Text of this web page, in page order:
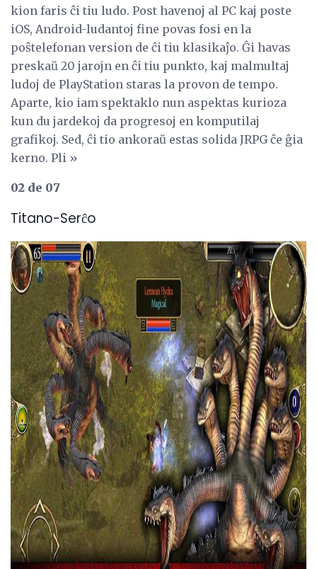
kion faris ĉi tiu ludo. Post havenoj al PC kaj poste
iOS, Android-ludantoj fine povas fosi en la
poŝtelefonan version de ĉi tiu klasikaĵo. Ĝi havas
preskaŭ 20 jarojn en ĉi tiu punkto, kaj malmultaj
ludoj de PlayStation staras la provon de tempo.
Aparte, kio iam spektaklo nun aspektas kurioza
kun du jardekoj da progresoj en komputilaj
grafikoj. Sed, ĉi tio ankoraŭ estas solida JRPG ĉe ĝia
kerno. Pli »
02 de 07
Titano-Serĉo
ad